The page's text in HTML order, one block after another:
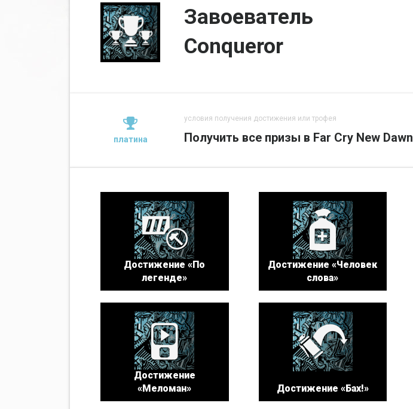
Завоеватель
Conqueror
платина
условия получения достижения или трофея
Получить все призы в Far Cry New Dawn
Достижение «По
легенде»
Достижение «Человек
слова»
Достижение
«Меломан»
Достижение «Бах!»